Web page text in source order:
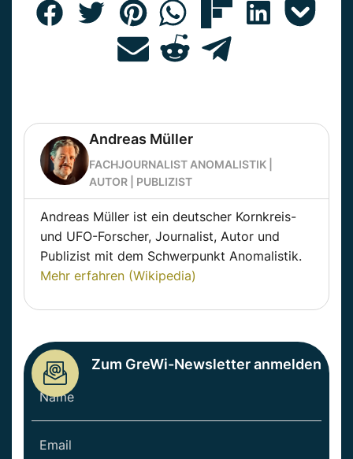
Andreas Müller
FACHJOURNALIST ANOMALISTIK |
AUTOR | PUBLIZIST
Andreas Müller ist ein deutscher Kornkreis-
und UFO-Forscher, Journalist, Autor und
Publizist mit dem Schwerpunkt Anomalistik.
Mehr erfahren (Wikipedia)
Zum GreWi-Newsletter anmelden